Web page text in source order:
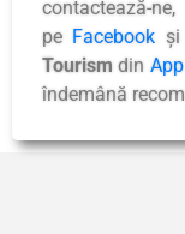
contactează-
pe Facebook și
Tourism din
îndemână